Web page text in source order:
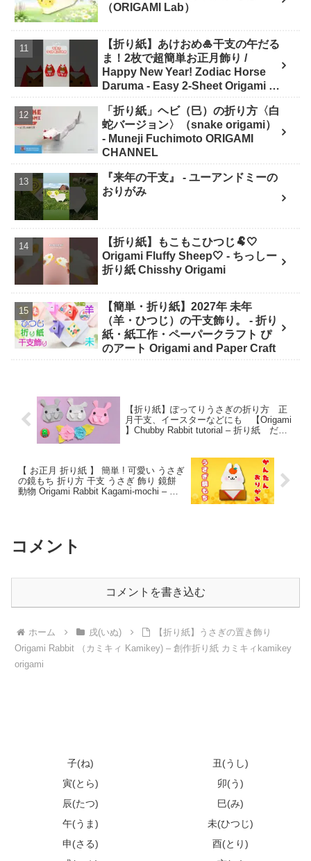
（ORIGAMI Lab）
【折り紙】あけおめ🎍干支の午だる
ま！2枚で超簡単お正月飾り /
Happy New Year! Zodiac Horse
Daruma - Easy 2-Sheet Origami -
「折り紙」ヘビ（巳）の折り方〈白
蛇バージョン〉（snake origami）
- Muneji Fuchimoto ORIGAMI
CHANNEL
『来年の干支』 - ユーアンドミーの
おりがみ
【折り紙】もこもこひつじ🐏🤍
Origami Fluffy Sheep🤍 - ちっしー
折り紙 Chisshy Origami
【簡単・折り紙】2027年 未年
（羊・ひつじ）の干支飾り。 - 折り
紙・紙工作・ペーパークラフト ぴ
のアート Origami and Paper Craft
【折り紙】ぽってりうさぎの折り方 正
月干支、イースターなどにも 【Origami
】Chubby Rabbit tutorial – 折り紙 だー
【 お正月 折り紙 】 簡単 ! 可愛い うさぎ
の鏡もち 折り方 干支 うさぎ 飾り 鏡餅
動物 Origami Rabbit Kagami-mochi – あ
コメント
コメントを書き込む
ホーム 戌(いぬ)
【折り紙】うさぎの置き飾り
Origami Rabbit （カミキィ Kamikey) – 創作折り紙 カミキィkamikey
origami
子(ね)
丑(うし)
寅(とら)
卯(う)
辰(たつ)
巳(み)
午(うま)
未(ひつじ)
申(さる)
酉(とり)